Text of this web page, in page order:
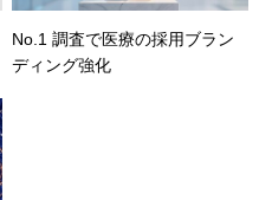
No.1 調査で医療の採用ブラン
ディング強化